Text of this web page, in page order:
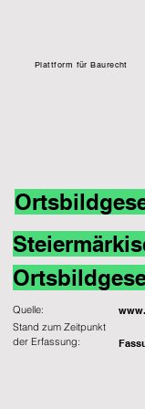
Plattform für Baurecht
Quelle:
Stand zum Zeitpunkt
der Erfassung: